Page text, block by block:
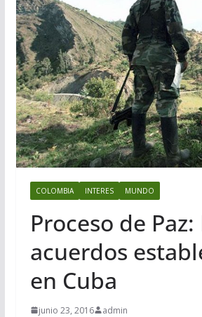
COLOMBIA INTERES MUNDO
Proceso de Paz:
acuerdos
en Cuba
junio 23, 2016 admin